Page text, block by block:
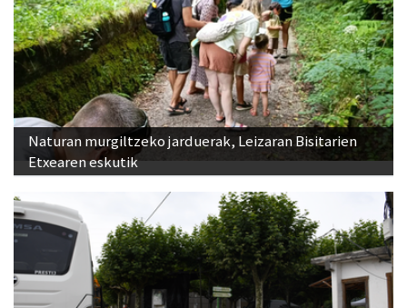
Naturan murgiltzeko jarduerak, Leizaran Bisitarien
Etxearen eskutik